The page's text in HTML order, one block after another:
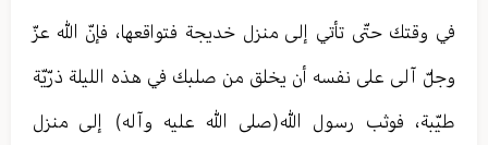
في وقتك حتّى تأتي إلى منزل خديجة فتواقعها، فإنّ الله عزّ
وجلّ آلى على نفسه أن يخلق من صلبك في هذه الليلة ذرّيّة
طيّبة، فوثب رسول الله(صلى الله عليه وآله) إلى منزل